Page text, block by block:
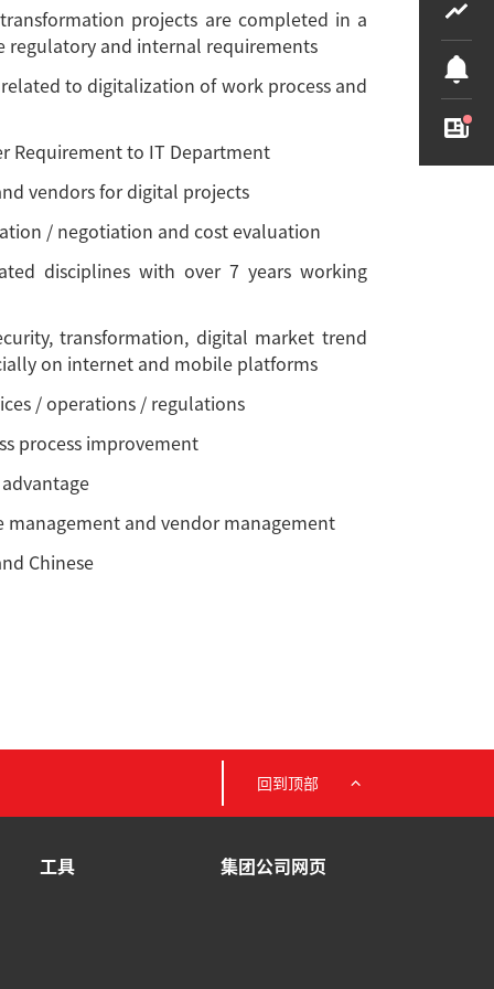
projects are completed in a
and internal requirements
to digitalization of work process and
Requirement to IT Department
vendors for digital projects
/ negotiation and cost evaluation
disciplines with over 7 years working
transformation, digital market trend
on internet and mobile platforms
/ operations / regulations
process improvement
and vendor management
Chinese
回到顶部
工具 集团公司网页